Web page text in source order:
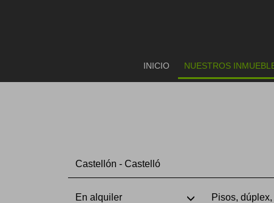
INICIO NUESTROS
Castellón - Castelló
En alquiler Pisos,